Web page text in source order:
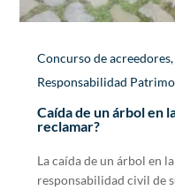
Concurso de acreedores,
Responsabilidad
Caída de un árbol en
reclamar?
La caída de un árbol en
responsabilidad civil de